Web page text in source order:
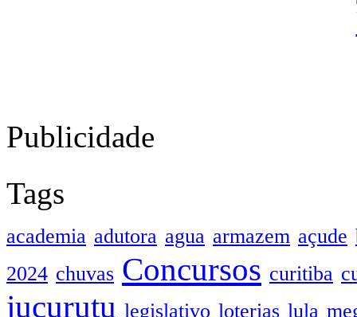
Publicidade
Tags
academia adutora agua armazem açude
2024 chuvas Concursos curitiba
jucurutu legislativo loterias lula